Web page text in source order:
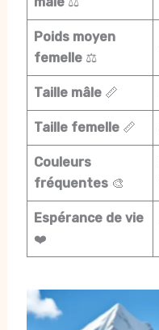
Poids moyen
femelle⚖️
Taille mâle📏
Taille femelle📏
Couleurs
fréquentes🎨
Espérance de vie
❤️